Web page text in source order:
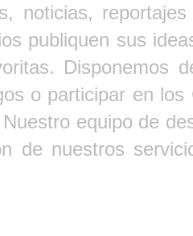
noticias,
publiquen sus
Disponemos
o participar en
equipo de
de nuestros